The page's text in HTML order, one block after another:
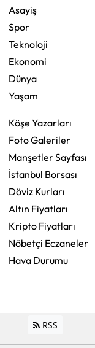
Asayiş
Spor
Teknoloji
Ekonomi
Dünya
Yaşam
Köşe Yazarları
Foto Galeriler
Manşetler Sayfası
İstanbul Borsası
Döviz Kurları
Altın Fiyatları
Kripto Fiyatları
Nöbetçi Eczaneler
Hava Durumu
RSS